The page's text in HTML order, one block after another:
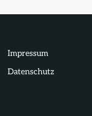
Impressum
Datenschutz